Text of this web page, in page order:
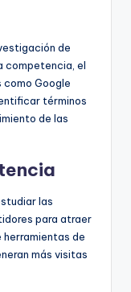
de
competencia, el
como Google
términos
de las
las
para atraer
de
más visitas